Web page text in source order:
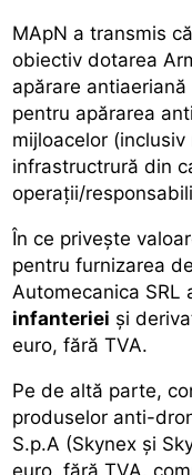
MApN a transmis
obiectiv dotarea
apărare
pentru apărarea
mijloacelor
infrastructrură din
operații/
În ce privește
pentru furnizarea
Automecanica SRL
infanteriei și
euro, fără TVA.
Pe de altă parte,
produselor anti-
S.p.A (Skynex și
euro, fără TVA,